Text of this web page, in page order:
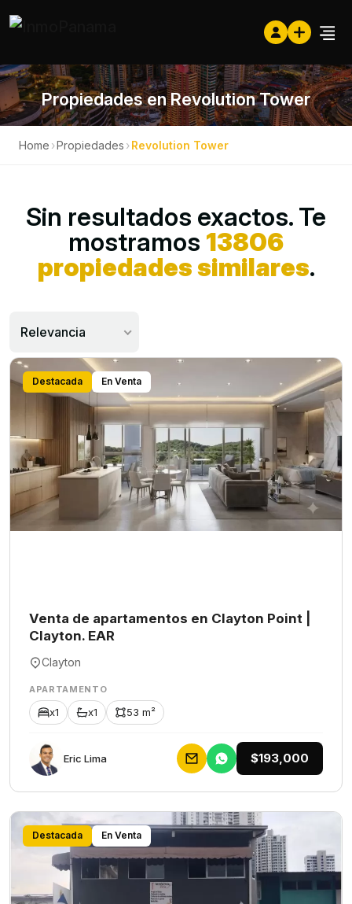
Propiedades en Revolution Tower
Home ›Propiedades ›Revolution Tower
Sin resultados exactos. Te
mostramos 13806
propiedades similares.
Relevancia
Destacada En Venta
Venta de apartamentos en Clayton Point |
Clayton. EAR
Clayton
APARTAMENTO
x1 x1 53 m²
Eric Lima $193,000
Destacada En Venta